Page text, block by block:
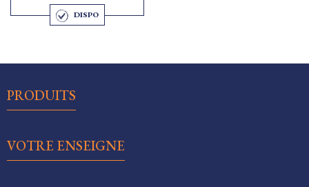
DISPO
PRODUITS
VOTRE ENSEIGNE